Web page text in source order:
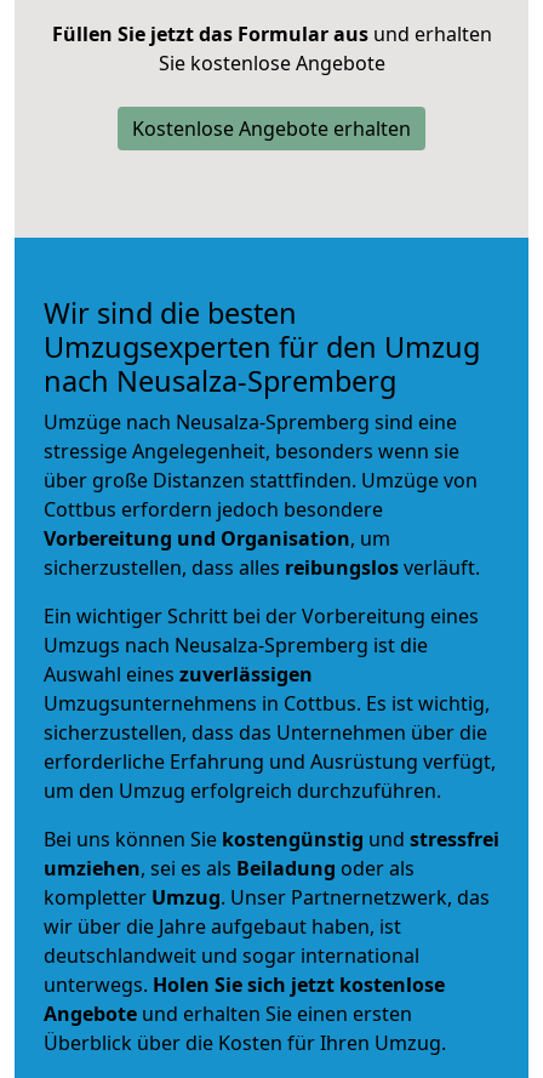
Füllen Sie jetzt das Formular ausund erhalten
Sie kostenlose Angebote
Kostenlose Angebote erhalten
Wir sind die besten
Umzugsexperten für den Umzug
nach Neusalza-Spremberg
Umzüge nach Neusalza-Spremberg sind eine
stressige Angelegenheit, besonders wenn sie
über große Distanzen stattfinden. Umzüge von
Cottbus erfordern jedoch besondere
Vorbereitung und Organisation, um
sicherzustellen, dass alles reibungslosverläuft.
Ein wichtiger Schritt bei der Vorbereitung eines
Umzugs nach Neusalza-Spremberg ist die
Auswahl eines zuverlässigen
Umzugsunternehmens in Cottbus. Es ist wichtig,
sicherzustellen, dass das Unternehmen über die
erforderliche Erfahrung und Ausrüstung verfügt,
um den Umzug erfolgreich durchzuführen.
Bei uns können Sie kostengünstig und stressfrei
umziehen, sei es als Beiladung oder als
kompletter Umzug. Unser Partnernetzwerk, das
wir über die Jahre aufgebaut haben, ist
deutschlandweit und sogar international
unterwegs. Holen Sie sich jetzt kostenlose
Angebote und erhalten Sie einen ersten
Überblick über die Kosten für Ihren Umzug.